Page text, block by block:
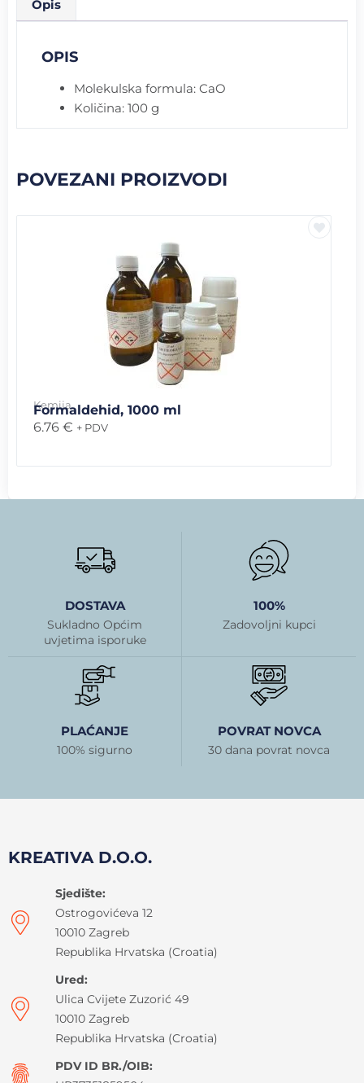
Opis
OPIS
Molekulska formula: CaO
Količina: 100 g
POVEZANI PROIZVODI
Kemija
Formaldehid, 1000 ml
6.76 € + PDV
DOSTAVA
Sukladno Općim
uvjetima isporuke
100%
Zadovoljni kupci
PLAĆANJE
100% sigurno
POVRAT NOVCA
30 dana povrat novca
KREATIVA D.O.O.
Sjedište:
Ostrogovićeva 12
10010 Zagreb
Republika Hrvatska (Croatia)
Ured:
Ulica Cvijete Zuzorić 49
10010 Zagreb
Republika Hrvatska (Croatia)
PDV ID BR./OIB: